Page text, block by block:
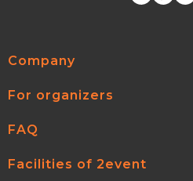
Company
For organizers
FAQ
Facilities of 2event